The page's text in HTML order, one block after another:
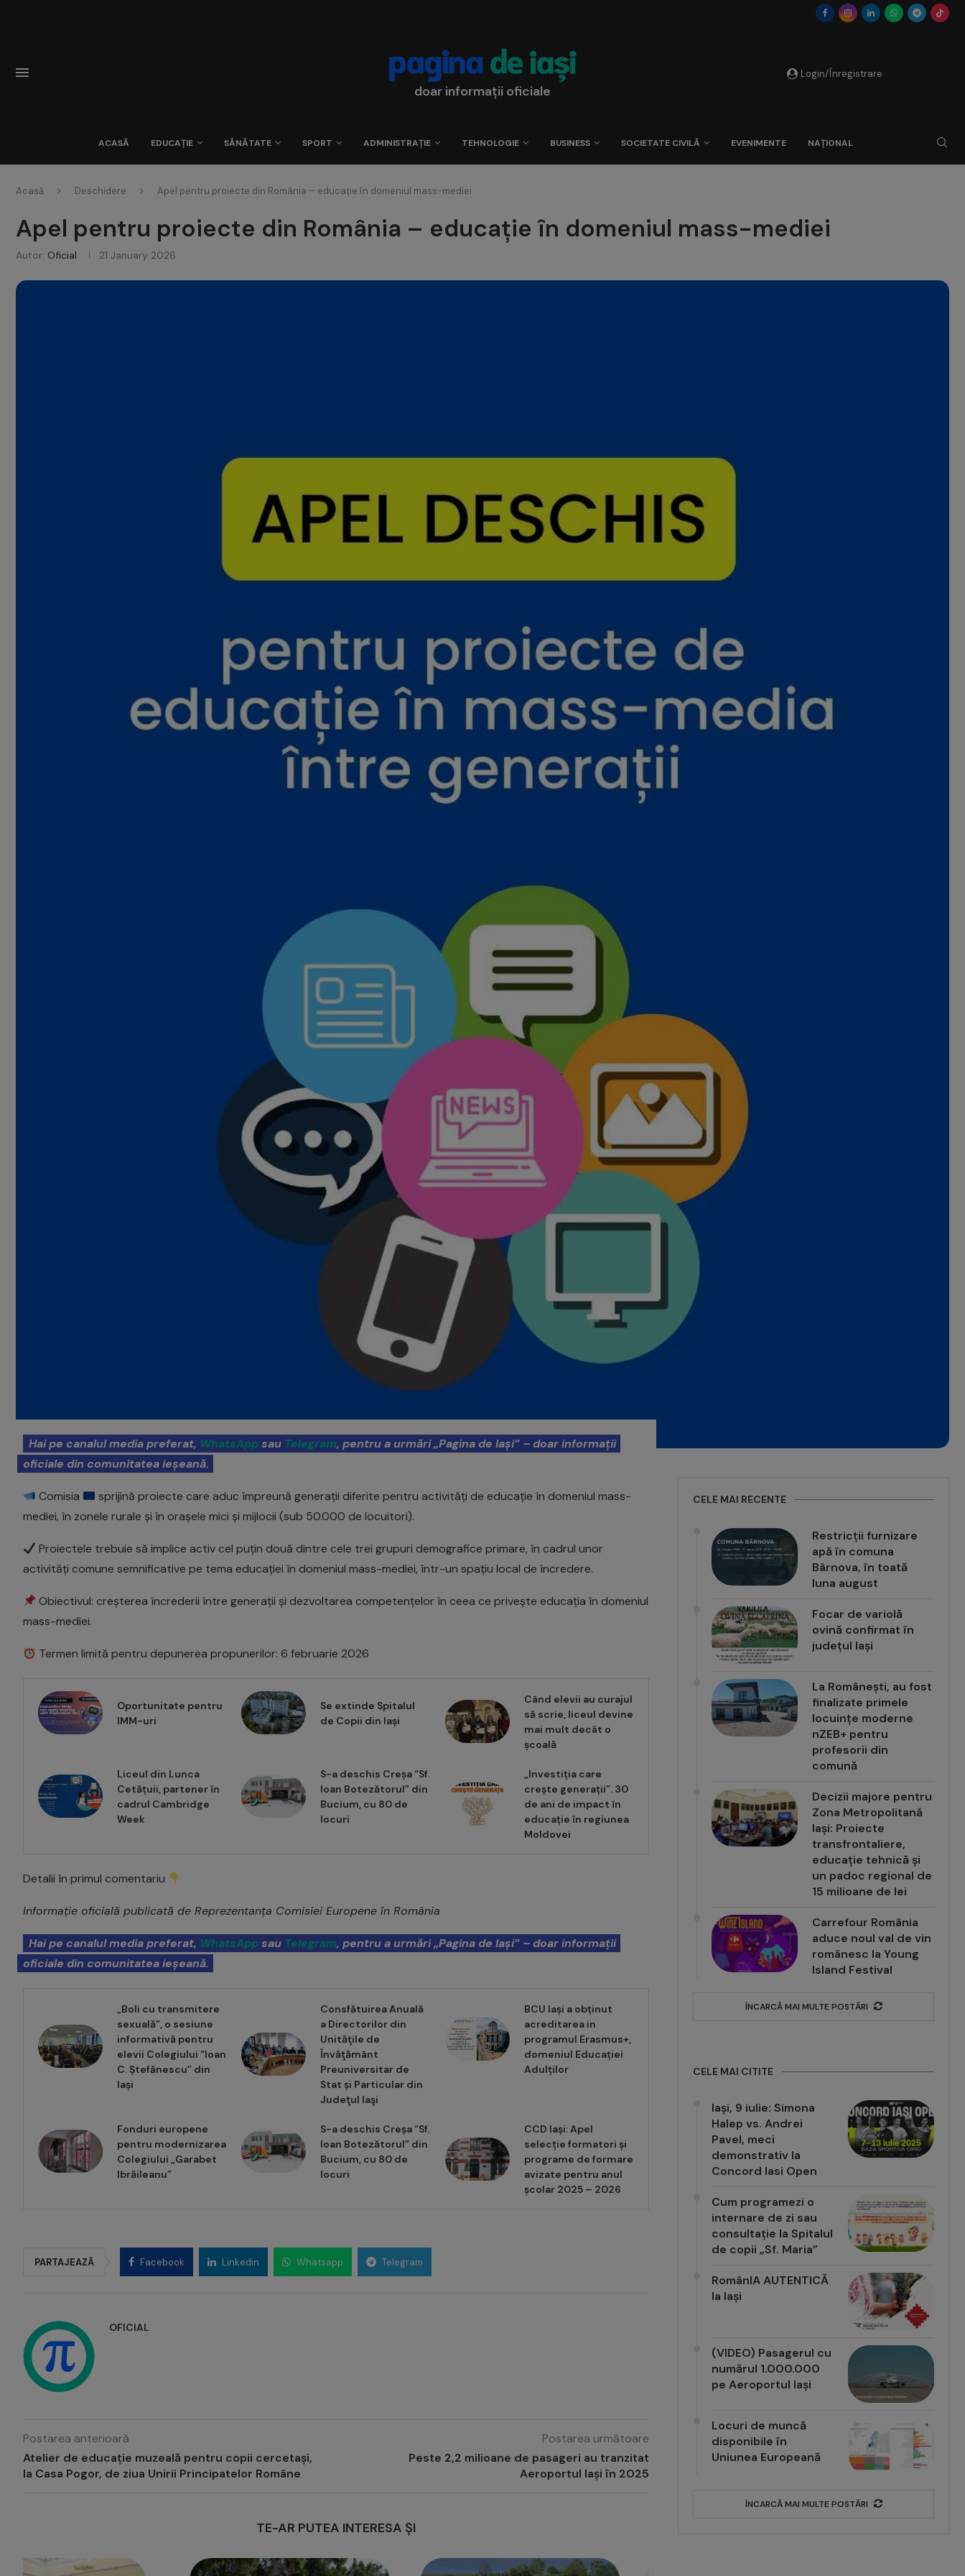
doar informații oficiale
Login/Înregistrare
ACASĂ EDUCAȚIE SĂNĂTATE SPORT ADMINISTRAȚIE TEHNOLOGIE BUSINESS SOCIETATE CIVILĂ EVENIMENTE NAȚIONAL
Acasă Deschidere Apel pentru proiecte din România – educație în domeniul mass-mediei
Apel pentru proiecte din România – educație în domeniul mass-mediei
Autor: Oficial 21 January 2026
Hai pe canalul media preferat, WhatsAppsau Telegram, pentru a urmări „Pagina de Iași” – doar informații
oficiale din comunitatea ieșeană.
Comisia
sprijină proiecte care aduc împreună generații diferite pentru activități de educație în domeniul mass-
mediei, în zonele rurale și în orașele mici și mijlocii (sub 50.000 de locuitori).
Proiectele trebuie să implice activ cel puțin două dintre cele trei grupuri demografice primare, în cadrul unor
activități comune semnificative pe tema educației în domeniul mass-mediei, într-un spațiu local de încredere.
Obiectivul: creșterea încrederii între generații și dezvoltarea competențelor în ceea ce privește educația în domeniul
mass-mediei.
Termen limită pentru depunerea propunerilor: 6 februarie 2026
Oportunitate pentru
IMM-uri
Se extinde Spitalul
de Copii din Iași
Când elevii au curajul
să scrie, liceul devine
mai mult decât o
școală
Liceul din Lunca
Cetățuii, partener în
cadrul Cambridge
Week
S-a deschis Creșa “Sf.
Ioan Botezătorul” din
Bucium, cu 80 de
locuri
„Investiția care
crește generații”. 30
de ani de impact în
educație în regiunea
Moldovei
Detalii în primul comentariu
Informație oficială publicată de Reprezentanța Comisiei Europene în România
Hai pe canalul media preferat, WhatsAppsau Telegram, pentru a urmări „Pagina de Iași” – doar informații
oficiale din comunitatea ieșeană.
„Boli cu transmitere
sexuală”, o sesiune
informativă pentru
elevii Colegiului “Ioan
C. Ștefănescu” din
Iași
Consfătuirea Anuală
a Directorilor din
Unităţile de
Învăţământ
Preuniversitar de
Stat și Particular din
Judeţul Iaşi
BCU Iași a obținut
acreditarea in
programul Erasmus+,
domeniul Educației
Adulților
Fonduri europene
pentru modernizarea
Colegiului „Garabet
Ibrăileanu”
S-a deschis Creșa “Sf.
Ioan Botezătorul” din
Bucium, cu 80 de
locuri
CCD Iași: Apel
selecție formatori și
programe de formare
avizate pentru anul
școlar 2025 – 2026
PARTAJEAZĂ Facebook Linkedin Whatsapp Telegram
OFICIAL
Postarea anterioară
Atelier de educație muzeală pentru copii cercetași,
la Casa Pogor, de ziua Unirii Principatelor Române
Postarea următoare
Peste 2,2 milioane de pasageri au tranzitat
Aeroportul Iași în 2025
TE-AR PUTEA INTERESA ȘI
CELE MAI RECENTE
Restricții furnizare
apă în comuna
Bârnova, în toată
luna august
Focar de variolă
ovină confirmat în
județul Iași
La Românești, au fost
finalizate primele
locuințe moderne
nZEB+ pentru
profesorii din
comună
Decizii majore pentru
Zona Metropolitană
Iași: Proiecte
transfrontaliere,
educație tehnică și
un padoc regional de
15 milioane de lei
Carrefour România
aduce noul val de vin
românesc la Young
Island Festival
ÎNCARCĂ MAI MULTE POSTĂRI
CELE MAI CITITE
Iași, 9 iulie: Simona
Halep vs. Andrei
Pavel, meci
demonstrativ la
Concord Iasi Open
Cum programezi o
internare de zi sau
consultație la Spitalul
de copii „Sf. Maria”
RomânIA AUTENTICĂ
la Iași
(VIDEO) Pasagerul cu
numărul 1.000.000
pe Aeroportul Iași
Locuri de muncă
disponibile în
Uniunea Europeană
ÎNCARCĂ MAI MULTE POSTĂRI